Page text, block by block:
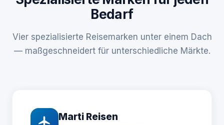
Bedarf
Vier spezialisierte Reisemarken unter einem Dach
— maßgeschneidert für unterschiedliche Märkte.
Marti Reisen